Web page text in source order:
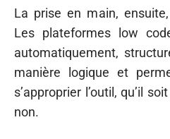
La prise en main,
Les plateformes low
automatiquement,
manière logique et
s’approprier l’outil, qu’il
non.